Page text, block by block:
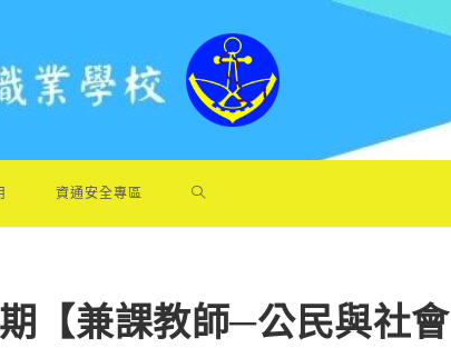
資通安全專區
【兼課教師─公民與社會